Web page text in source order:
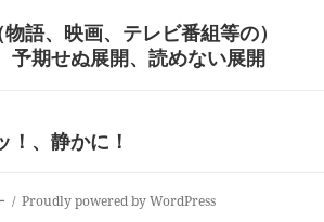
語、映画、テレビ番組等の）
予期せぬ展開、読めない展開
、静かに！
Proudly powered by WordPress